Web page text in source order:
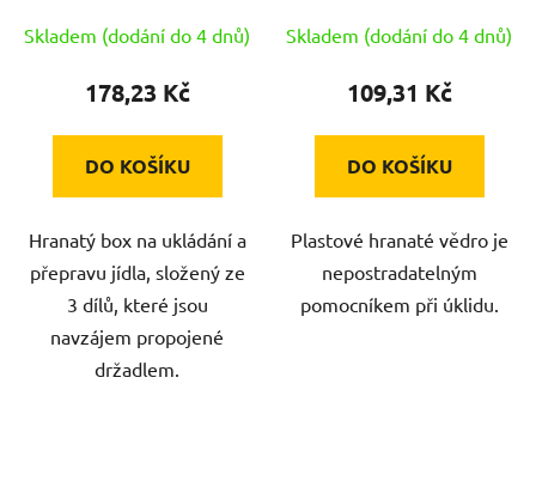
Skladem (dodání do 4 dnů)
178,23 Kč
DO KOŠÍKU
Hranatý box na ukládání a
přepravu jídla, složený ze
3 dílů, které jsou
navzájem propojené
držadlem.
Skladem (dodání do 4 dnů)
109,31 Kč
DO KOŠÍKU
Plastové hranaté vědro je
nepostradatelným
pomocníkem při úklidu.